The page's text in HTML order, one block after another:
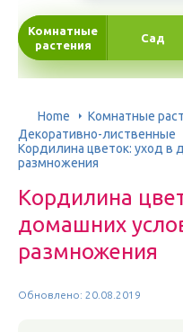
Комнатные
растения
Сад
Home
Комнатные
Декоративно-лиственные
Кордилина цветок: уход в
размножения
Кордилина
домашних
размножения
Обновлено: 20.08.2019